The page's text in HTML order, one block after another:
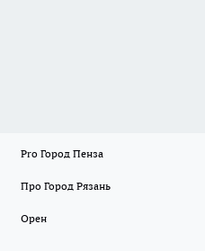
Pro Город Пенза
Про Город Рязань
Орен